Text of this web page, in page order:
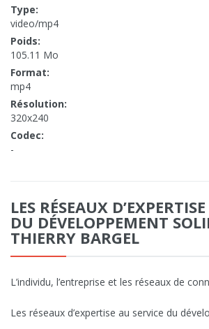
Type:
video/mp4
Poids:
105.11 Mo
Format:
mp4
Résolution:
320x240
Codec:
-
LES RÉSEAUX
DU DÉVELOPPEMENT
THIERRY BARGEL
L’individu, l’entreprise et les réseaux de
Les réseaux d’expertise au service du